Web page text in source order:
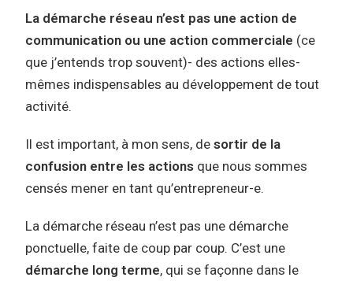
La démarche réseau n’est pas une action de
communication ou une action commerciale (ce
que j’entends trop souvent)- des actions elles-
mêmes indispensables au développement de tout
activité.
Il est important, à mon sens, desortir de la
confusion entre les actions que nous sommes
censés mener en tant qu’entrepreneur-e.
La démarche réseau n’est pas une démarche
ponctuelle, faite de coup par coup. C’est une
démarche long terme, qui se façonne dans le